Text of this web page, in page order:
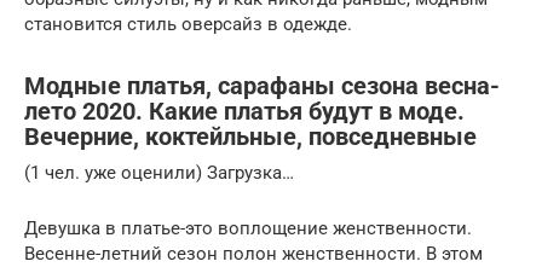
становится стиль оверсайз в одежде.
Модные платья, сарафаны сезона весна-
лето 2020. Какие платья будут в моде.
Вечерние, коктейльные, повседневные
(1 чел. уже оценили) Загрузка…
Девушка в платье-это воплощение женственности.
Весенне-летний сезон полон женственности. В этом